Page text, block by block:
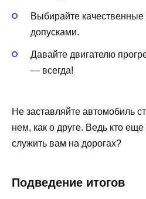
Выбирайте
допусками.
Давайте двигателю
— всегда!
Не заставляйте автомобиль
нем, как о друге. Ведь кто еще
служить вам на дорогах?
Подведение итогов